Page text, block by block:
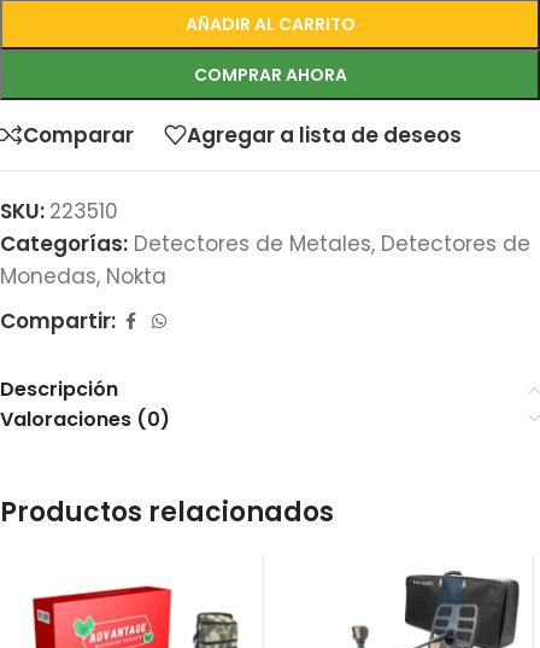
AÑADIR AL CARRITO
COMPRAR AHORA
Comparar Agregar a lista de deseos
SKU: 223510
Categorías: Detectores de Metales, Detectores de
Monedas, Nokta
Compartir:
Descripción
Valoraciones (0)
Productos relacionados